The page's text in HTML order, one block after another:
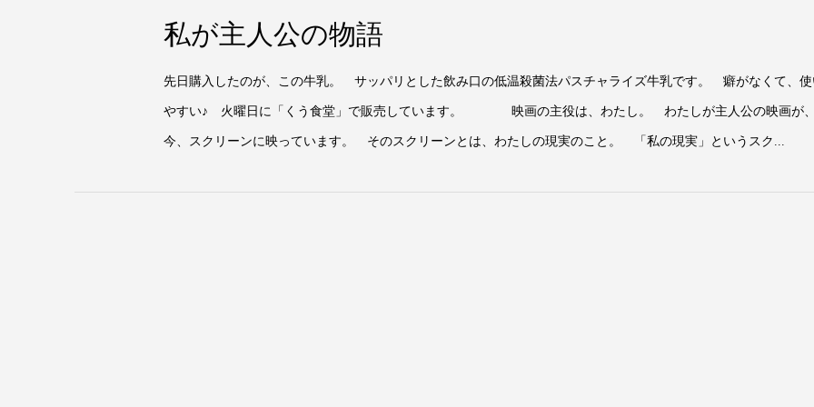
私が主人公の物語
先日購入したのが、この牛乳。 サッパリとした飲み口の低温殺菌法パスチャライズ牛乳です。 癖がなくて、使
やすい♪ 火曜日に「くう食堂」で販売しています。 映画の主役は、わたし。 わたしが主人公の映画が
今、スクリーンに映っています。 そのスクリーンとは、わたしの現実のこと。 「私の現実」というスク...